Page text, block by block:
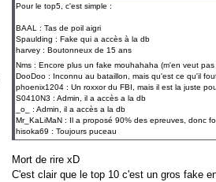
Pour le top5, c'est simple :
BAAL : Tas de poil aigri
Spaulding : Fake qui a accès à la db
harvey : Boutonneux de 15 ans
Nms : Encore plus un fake mouhahaha (m'en veut
DooDoo : Inconnu au bataillon, mais qu'est ce qu'il
phoenix1204 : Un roxxor du FBI, mais il est la juste
S0410N3 : Admin, il a accès a la db
_o_ : Admin, il a accès a la db
Mr_KaLiMaN : Il a proposé 90% des epreuves, donc
hisoka69 : Toujours puceau
Mort de rire xD
C'est clair que le top 10 c'est un gros fake